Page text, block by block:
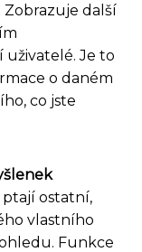
další
Je to
o daném
co jste
ptají ostatní,
vlastního
Funkce